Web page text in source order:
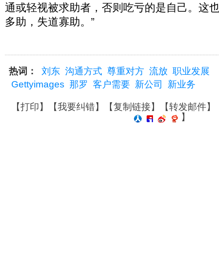
通或轻视被求助者，否则吃亏的是自己。这
多助，失道寡助。”
热词： 刘东 沟通方式 尊重对方 流放 职业发展
Gettyimages 那罗 客户需要 新公司 新业务
【打印】【我要纠错】【复制链接】【转发邮件】
】